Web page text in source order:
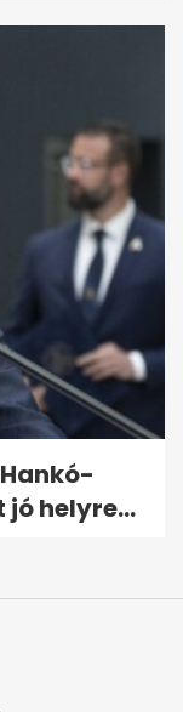
helyre...